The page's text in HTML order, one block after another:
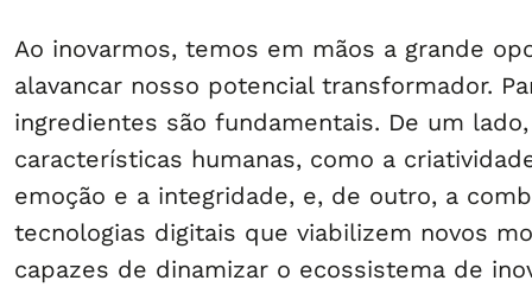
Ao inovarmos, temos em mãos a grande
alavancar nosso potencial transformador.
ingredientes são fundamentais. De um
características humanas, como a
emoção e a integridade, e, de outro, a
tecnologias digitais que viabilizem novos
capazes de dinamizar o ecossistema de